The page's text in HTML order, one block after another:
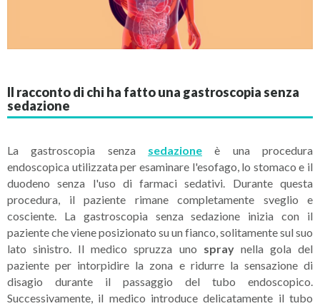
Il racconto di chi ha fatto una gastroscopia senza
sedazione
La gastroscopia senza sedazione è una procedura
endoscopica utilizzata per esaminare l'esofago, lo stomaco e il
duodeno senza l'uso di farmaci sedativi. Durante questa
procedura, il paziente rimane completamente sveglio e
cosciente. La gastroscopia senza sedazione inizia con il
paziente che viene posizionato su un fianco, solitamente sul suo
lato sinistro. Il medico spruzza uno spraynella gola del
paziente per intorpidire la zona e ridurre la sensazione di
disagio durante il passaggio del tubo endoscopico.
Successivamente, il medico introduce delicatamente il tubo